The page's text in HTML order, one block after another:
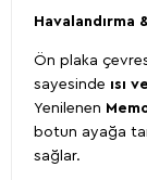
Havalandırma
Ön plaka
sayesinde ısı
Yenilenen
botun ayağa
sağlar.